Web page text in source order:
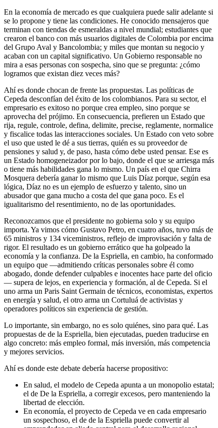
En la economía de mercado es que cualquiera puede salir adelante si
se lo propone y tiene las condiciones. He conocido mensajeros que
terminan con tiendas de esmeraldas a nivel mundial; estudiantes que
crearon el banco con más usuarios digitales de Colombia por encima
del Grupo Aval y Bancolombia; y miles que montan su negocio y
acaban con un capital significativo. Un Gobierno responsable no
mira a esas personas con sospecha, sino que se pregunta: ¿cómo
logramos que existan diez veces más?
Ahí es donde chocan de frente las propuestas. Las políticas de
Cepeda desconfían del éxito de los colombianos. Para su sector, el
empresario es exitoso no porque crea empleo, sino porque se
aprovecha del prójimo. En consecuencia, prefieren un Estado que
rija, regule, controle, defina, delimite, precise, reglamente, normalice
y fiscalice todas las interacciones sociales. Un Estado con veto sobre
el uso que usted le dé a sus tierras, quién es su proveedor de
pensiones y salud y, de paso, hasta cómo debe usted pensar. Ese es
un Estado homogeneizador por lo bajo, donde el que se arriesga más
o tiene más habilidades gana lo mismo. Un país en el que Chirra
Mosquera debería ganar lo mismo que Luis Díaz porque, según esa
lógica, Díaz no es un ejemplo de esfuerzo y talento, sino un
abusador que gana mucho a costa del que gana poco. Es el
igualitarismo del resentimiento, no de las oportunidades.
Reconozcamos que el presidente no gobierna solo y su equipo
importa. Ya vimos cómo Gustavo Petro, en cuatro años, tuvo más de
65 ministros y 134 viceministros, reflejo de improvisación y falta de
rigor. El resultado es un gobierno errático que ha golpeado la
economía y la confianza. De la Espriella, en cambio, ha conformado
un equipo que —admitiendo críticas personales sobre él como
abogado, donde defender culpables e inocentes hace parte del oficio
— supera de lejos, en experiencia y formación, al de Cepeda. Si el
uno arma un Paris Saint Germain de técnicos, economistas, expertos
en energía y salud, el otro arma un Cortuluá de activistas y
operadores políticos sin experiencia de gestión.
Lo importante, sin embargo, no es solo quiénes, sino para qué. Las
propuestas de de la Espriella, bien ejecutadas, pueden traducirse en
algo concreto: más empleo formal, más inversión, más competencia
y mejores servicios.
Ahí es donde este debate debería hacerse propositivo:
En salud, el modelo de Cepeda apunta a un monopolio estatal;
el de De la Espriella, a corregir excesos, pero manteniendo la
libertad de elección.
En economía, el proyecto de Cepeda ve en cada empresario
un sospechoso, el de de la Espriella puede convertir al